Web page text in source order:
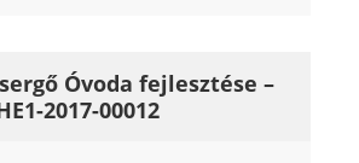
Óvoda fejlesztése –
2017-00012